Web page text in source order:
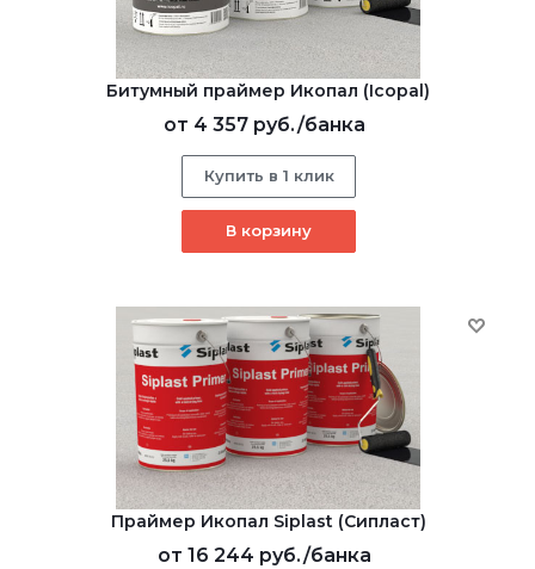
Битумный праймер Икопал (Icopal)
от 4 357 руб./банка
Купить в 1 клик
В корзину
Праймер Икопал Siplast (Сипласт)
от 16 244 руб./банка